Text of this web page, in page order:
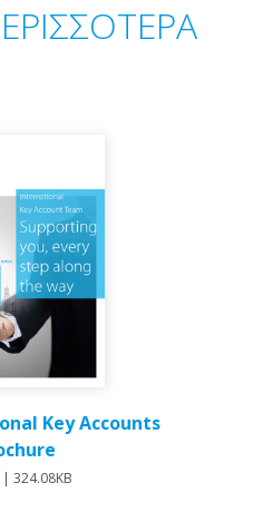
Key Accounts
324.08KB